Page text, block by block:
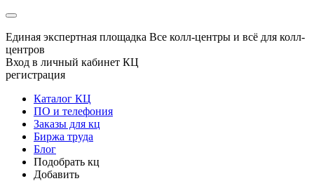
Единая экспертная площадка Все колл-центры и всё для колл-
центров
Вход в личный кабинет КЦ
регистрация
Каталог КЦ
ПО и телефония
Заказы для кц
Биржа труда
Блог
Подобрать кц
Добавить